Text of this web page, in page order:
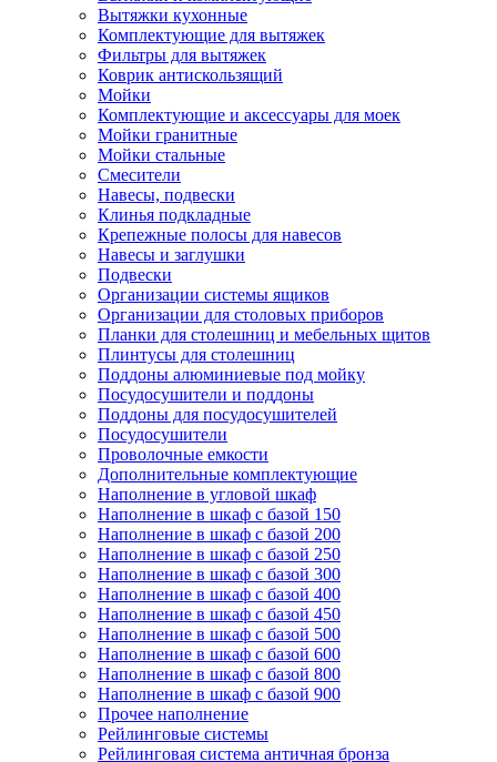
Вытяжки кухонные
Комплектующие для вытяжек
Фильтры для вытяжек
Коврик антискользящий
Мойки
Комплектующие и аксессуары для моек
Мойки гранитные
Мойки стальные
Смесители
Навесы, подвески
Клинья подкладные
Крепежные полосы для навесов
Навесы и заглушки
Подвески
Организации системы ящиков
Организации для столовых приборов
Планки для столешниц и мебельных щитов
Плинтусы для столешниц
Поддоны алюминиевые под мойку
Посудосушители и поддоны
Поддоны для посудосушителей
Посудосушители
Проволочные емкости
Дополнительные комплектующие
Наполнение в угловой шкаф
Наполнение в шкаф с базой 150
Наполнение в шкаф с базой 200
Наполнение в шкаф с базой 250
Наполнение в шкаф с базой 300
Наполнение в шкаф с базой 400
Наполнение в шкаф с базой 450
Наполнение в шкаф с базой 500
Наполнение в шкаф с базой 600
Наполнение в шкаф с базой 800
Наполнение в шкаф с базой 900
Прочее наполнение
Рейлинговые системы
Рейлинговая система античная бронза